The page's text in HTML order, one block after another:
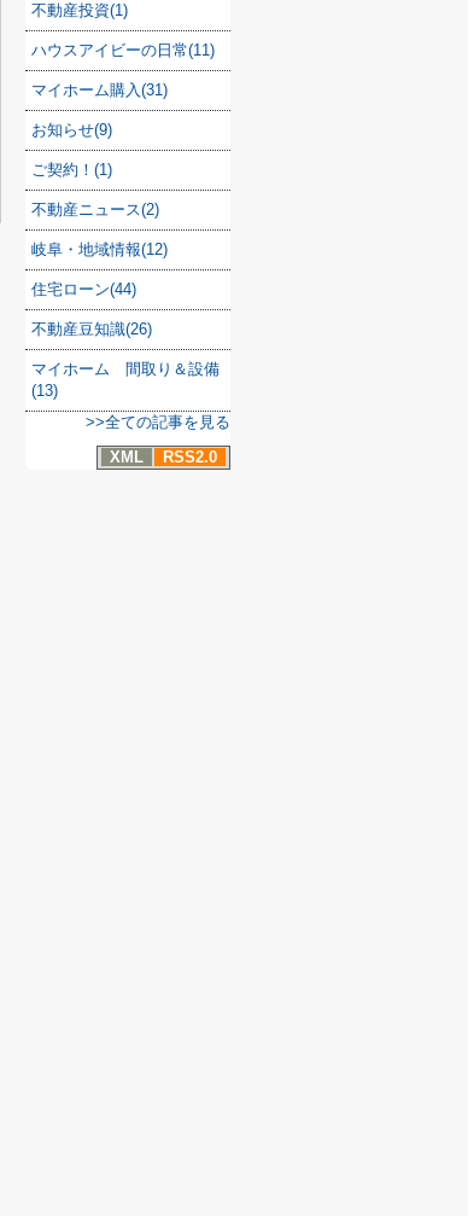
不動産投資(1)
ハウスアイビーの日常(11)
マイホーム購入(31)
お知らせ(9)
ご契約！(1)
不動産ニュース(2)
岐阜・地域情報(12)
住宅ローン(44)
不動産豆知識(26)
マイホーム 間取り＆設備
(13)
>>全ての記事を見る
XML
RSS2.0